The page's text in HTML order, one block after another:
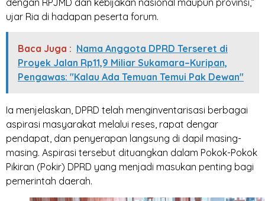
ujar Ria di hadapan peserta forum.
Baca Juga : Nama Anggota DPRD Terseret di
Proyek Jalan Rp11,9 Miliar Sukamara–Kuripan,
Pengawas: "Kalau Ada Temuan Temui Pak Dewan"
Ia menjelaskan, DPRD telah menginventarisasi berbagai
aspirasi masyarakat melalui reses, rapat dengar
pendapat, dan penyerapan langsung di dapil masing-
masing. Aspirasi tersebut dituangkan dalam Pokok-Pokok
Pikiran (Pokir) DPRD yang menjadi masukan penting bagi
pemerintah daerah.